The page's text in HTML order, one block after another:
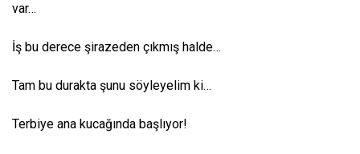
var…
İş bu derece şirazeden çıkmış halde…
Tam bu durakta şunu söyleyelim ki…
Terbiye ana kucağında başlıyor!